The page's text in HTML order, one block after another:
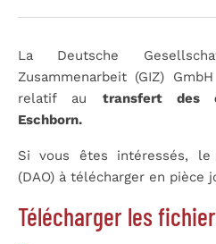
La Deutsche
Zusammenarbeit (GIZ)
relatif au transfertdes
Eschborn.
Si vous êtes intéressés, le
(DAO) à télécharger en pièce
Télécharger les